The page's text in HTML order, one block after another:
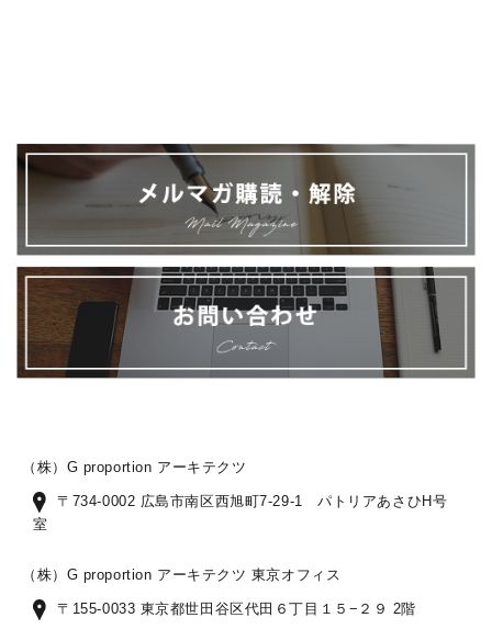
（株）G proportion アーキテクツ
〒734-0002 広島市南区西旭町7-29-1 パトリアあさひH号
室
（株）G proportion アーキテクツ 東京オフィス
〒155-0033 東京都世田谷区代田６丁目１５−２９ 2階